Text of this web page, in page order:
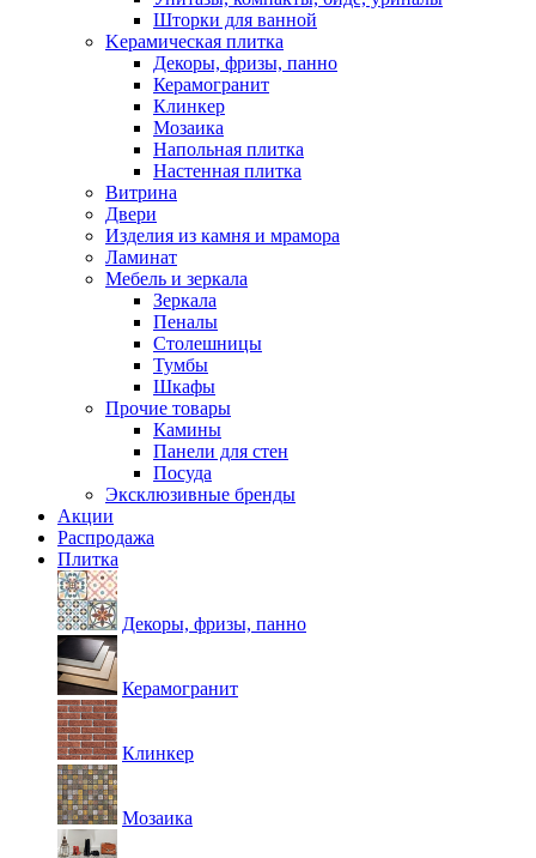
Шторки для ванной
Kерамическая плитка
Декоры, фризы, панно
Керамогранит
Клинкер
Мозаика
Напольная плитка
Настенная плитка
Витрина
Двери
Изделия из камня и мрамора
Ламинат
Мебель и зеркала
Зеркала
Пеналы
Столешницы
Тумбы
Шкафы
Прочие товары
Камины
Панели для стен
Посуда
Эксклюзивные бренды
Акции
Распродажа
Плитка
Декоры, фризы, панно
Керамогранит
Клинкер
Мозаика